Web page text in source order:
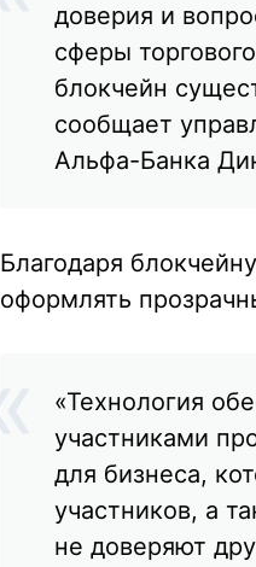
доверия и
сферы
блокчейн
сообщает
Альфа-Банка
Благодаря
оформлять
«Технология
участниками
для бизнеса,
участников, а
не доверяют